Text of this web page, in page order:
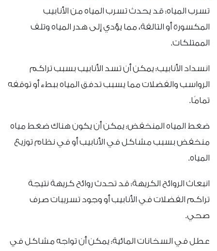
تسرب المياه: قد يحدث تسرب المياه من الأنابيب
المكسورة أو التالفة، مما يؤدي إلى هدر المياه وتلف
الممتلكات.
انسداد الأنابيب: يمكن أن تسد الأنابيب بسبب تراكم
الرواسب والفضلات مما يسبب تدفق المياه ببطء أو توقفه
تمامًا.
ضغط المياه المنخفض: يمكن أن يكون هناك ضغط مياه
منخفض بسبب مشاكل في الأنابيب أو في نظام توزيع
المياه.
انبعاث الروائح الكريهة: قد تحدث روائح كريهة نتيجة
تراكم الفضلات في الأنابيب أو وجود تسريبات صرف
صحي.
عطل في السخانات المائية: يمكن أن تواجه مشاكل في